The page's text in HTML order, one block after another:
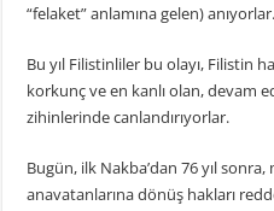
“felaket” anlamına gelen) anıyorlar.
Bu yıl Filistinliler bu olayı, Filistin
korkunç ve en kanlı olan, devam
zihinlerinde canlandırıyorlar.
Bugün, ilk Nakba’dan 76 yıl
anavatanlarına dönüş hakları